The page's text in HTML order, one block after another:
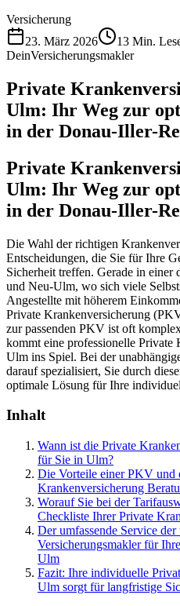
Versicherung
23. März 2026
13 Min.
DeinVersicherungsmakler
Private
Ulm: Ihr Weg zur
in der Donau-Iller-
Private
Ulm: Ihr Weg zur
in der Donau-Iller-
Die Wahl der richtigen
Entscheidungen, die Sie für Ihre
Sicherheit treffen. Gerade in
und Neu-Ulm, wo sich viele
Angestellte mit höherem
Private Krankenversicherung
zur passenden PKV ist oft
kommt eine professionelle Private
Ulm ins Spiel. Bei der
darauf spezialisiert, Sie durch
optimale Lösung für Ihre
Inhalt
Wann ist die Private
für Sie in Ulm?
Die Vorteile einer PKV und
Krankenversicherung
Worauf Sie bei der
Checkliste Ihrer Private
Der umfassende Service
Versicherungsmakler für
Ulm
Fazit: Ihre individuelle
Ulm sorgt für langfristige